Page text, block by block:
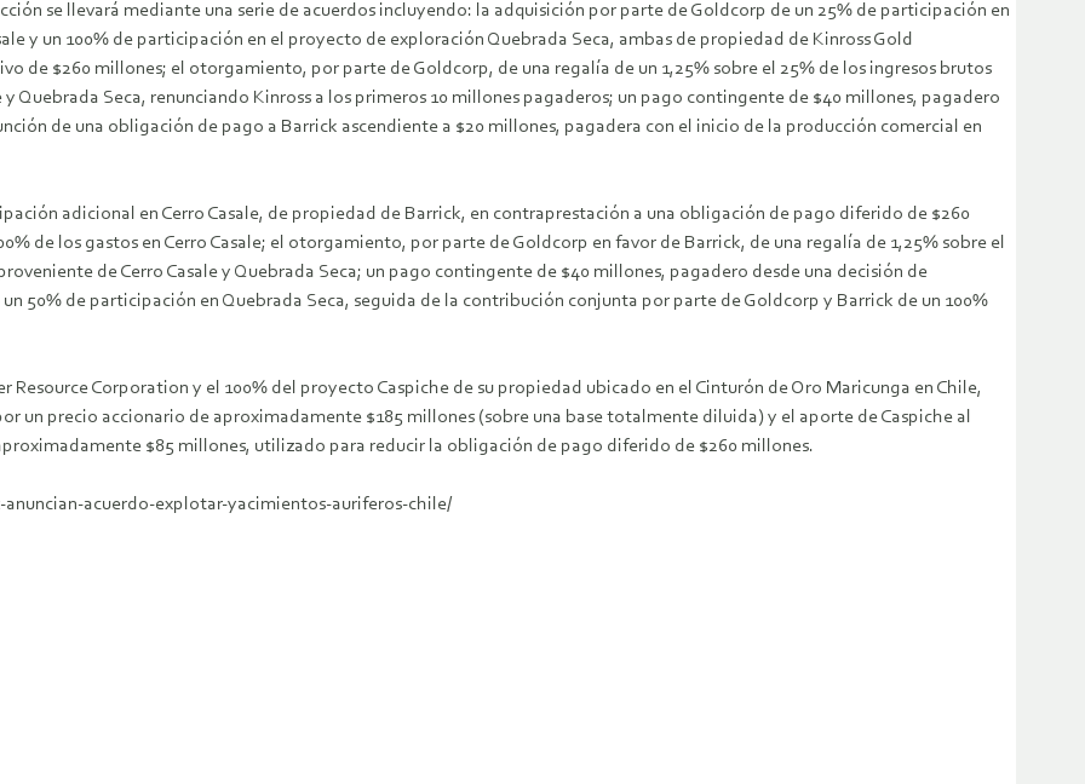
se llevará mediante una serie de acuerdos incluyendo: la adquisición por parte de Goldcorp de un 25% de participación en
y un 100% de participación en el proyecto de exploración Quebrada Seca, ambas de propiedad de Kinross Gold
de $260 millones; el otorgamiento, por parte de Goldcorp, de una regalía de un 1,25% sobre el 25% de los ingresos brutos
Quebrada Seca, renunciando Kinross a los primeros 10 millones pagaderos; un pago contingente de $40 millones, pagadero
de una obligación de pago a Barrick ascendiente a $20 millones, pagadera con el inicio de la producción comercial en
adicional en Cerro Casale, de propiedad de Barrick, en contraprestación a una obligación de pago diferido de $260
de los gastos en Cerro Casale; el otorgamiento, por parte de Goldcorp en favor de Barrick, de una regalía de 1,25% sobre el
de Cerro Casale y Quebrada Seca; un pago contingente de $40 millones, pagadero desde una decisión de
50% de participación en Quebrada Seca, seguida de la contribución conjunta por parte de Goldcorp y Barrick de un 100%
Corporation y el 100% del proyecto Caspiche de su propiedad ubicado en el Cinturón de Oro Maricunga en Chile,
un precio accionario de aproximadamente $185 millones (sobre una base totalmente diluida) y el aporte de Caspiche al
$85 millones, utilizado para reducir la obligación de pago diferido de $260 millones.
acuerdo-explotar-yacimientos-auriferos-chile/